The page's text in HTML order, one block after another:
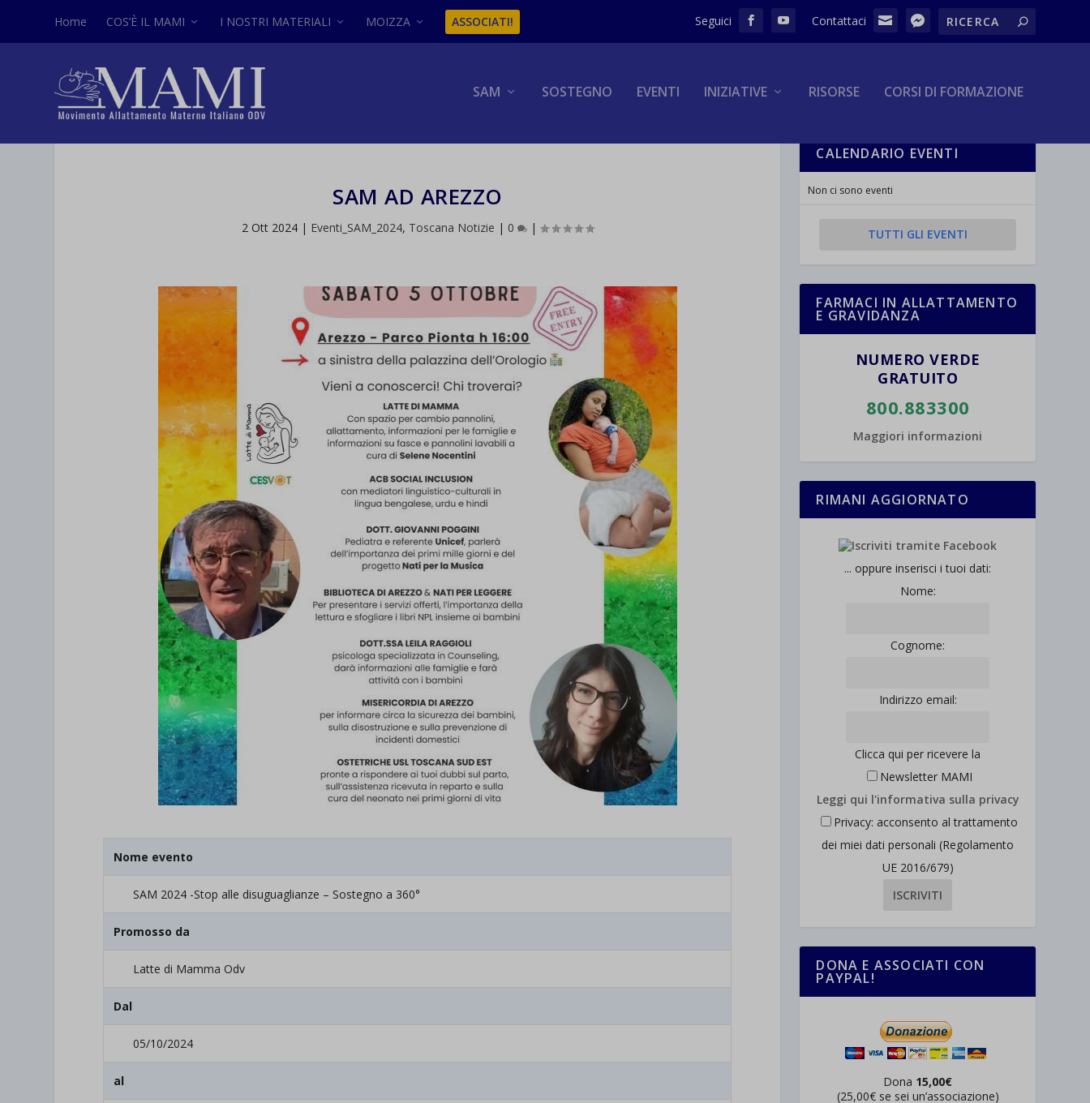
Home COS’È IL MAMI I NOSTRI MATERIALI MOIZZA ASSOCIATI!
SAM SOSTEGNO EVENTI INIZIATIVE RISORSE CORSI DI FORMAZIONE
SAM AD AREZZO
2 Ott 2024| Eventi_SAM_2024, Toscana Notizie | 0 |
Nome evento
SAM 2024 -Stop alle disuguaglianze – Sostegno a 360°
Promosso da
Latte di Mamma Odv
Dal
05/10/2024
al
CALENDARIO EVENTI
Non ci sono eventi
TUTTI GLI EVENTI
FARMACI IN ALLATTAMENTO
E GRAVIDANZA
NUMERO VERDE
GRATUITO
800.883300
Maggiori informazioni
RIMANI AGGIORNATO
... oppure inserisci i tuoi dati:
Nome:
Cognome:
Indirizzo email:
Clicca qui per ricevere la
Newsletter MAMI
Leggi qui l'informativa sulla privacy
Privacy: acconsento al trattamento
dei miei dati personali (Regolamento
UE 2016/679)
DONA E ASSOCIATI CON
PAYPAL!
Dona 15,00€
(25,00€ se sei un’associazione)